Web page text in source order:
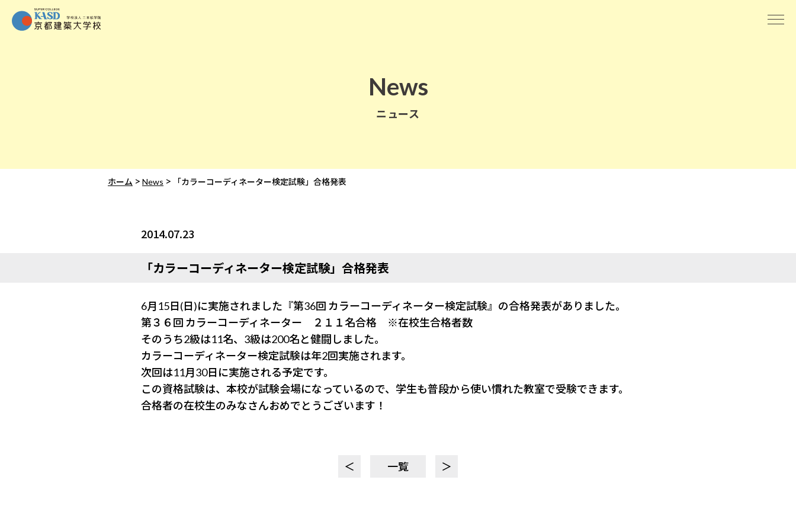
News
ニュース
ホーム > News > 「カラーコーディネーター検定試験」合格発表
2014.07.23
「カラーコーディネーター検定試験」合格発表
6月15日(日)に実施されました『第36回 カラーコーディネーター検定試験』の合格発表がありました。
第３６回 カラーコーディネーター ２１１名合格 ※在校生合格者数
そのうち2級は11名、3級は200名と健闘しました。
カラーコーディネーター検定試験は年2回実施されます。
次回は11月30日に実施される予定です。
この資格試験は、本校が試験会場になっているので、学生も普段から使い慣れた教室で受験できます。
合格者の在校生のみなさんおめでとうございます！
＜ 一覧 ＞